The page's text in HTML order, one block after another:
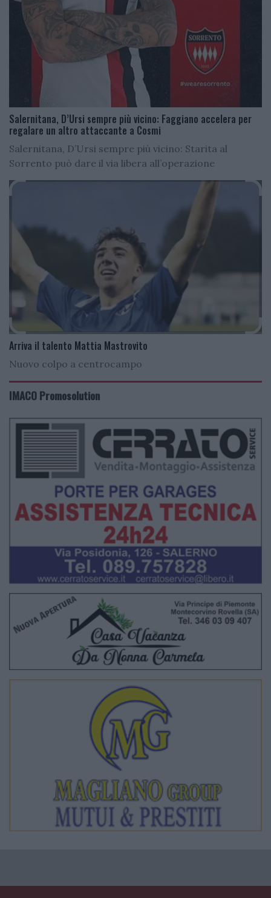
Salernitana, D’Ursi sempre più vicino: Faggiano accelera per
regalare un altro attaccante a Cosmi
Salernitana, D’Ursi sempre più vicino: Starita al
Sorrento può dare il via libera all’operazione
Arriva il talento Mattia Mastrovito
Nuovo colpo a centrocampo
IMACO Promosolution